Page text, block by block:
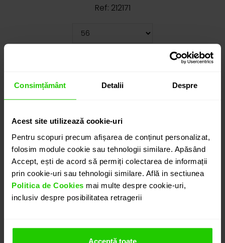
Consimțământ Detalii Despre
Acest site utilizează cookie-uri
Pentru scopuri precum afișarea de conținut personalizat,
folosim module cookie sau tehnologii similare. Apăsând
Accept, ești de acord să permiți colectarea de informații
prin cookie-uri sau tehnologii similare. Află in sectiunea
Politica de Cookies mai multe despre cookie-uri,
inclusiv despre posibilitatea retragerii
Acceptă toate
Ref: 212171
Cauți o altă mărime? CLICK AICI!
detalii suplimentare
ADAUGĂ ÎN COȘ
PROGRAMEAZĂ O ÎNTÂLNIRE